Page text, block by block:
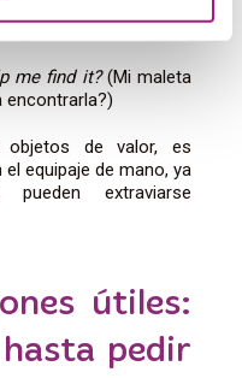
me find it?(Mi maleta
encontrarla?)
de valor, es
equipaje de mano, ya
extraviarse
útiles:
pedir